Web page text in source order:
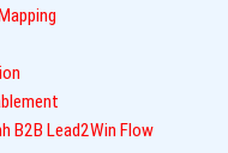
B2B Lead2Win Flow